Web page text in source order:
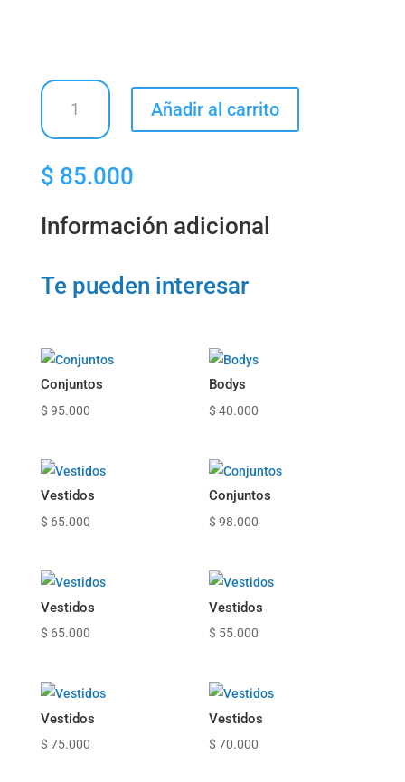
Vestidos
cantidad
Añadir al carrito
$ 85.000
Información adicional
Te pueden interesar
Conjuntos
$ 95.000
Bodys
$ 40.000
Vestidos
$ 65.000
Conjuntos
$ 98.000
Vestidos
$ 65.000
Vestidos
$ 55.000
Vestidos
$ 75.000
Vestidos
$ 70.000